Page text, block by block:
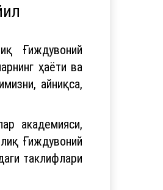
Ғиждувоний
ҳаёти ва
айниқса,
академияси,
Ғиждувоний
таклифлари